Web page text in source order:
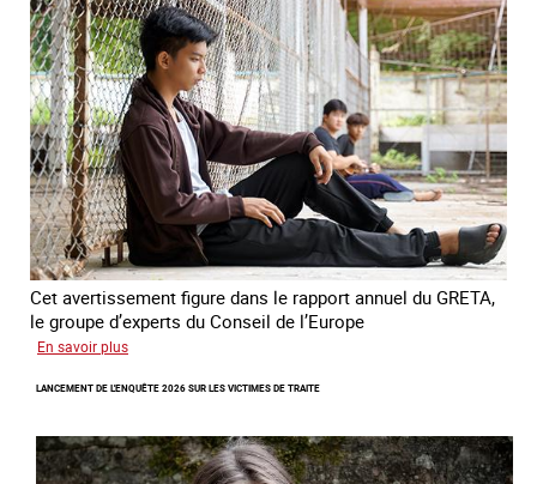
combat
contre
l’esclavage
domestique
en
France
Cet avertissement figure dans le rapport annuel du GRETA,
le groupe d’experts du Conseil de l’Europe
En savoir plus
des
de
traite
LANCEMENT DE L'ENQUÊTE 2026 SUR LES VICTIMES DE TRAITE